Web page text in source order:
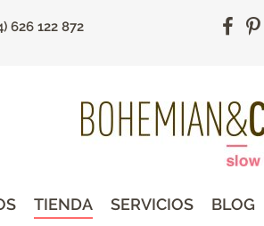
626 122 872
TIENDA SERVICIOS BLOG